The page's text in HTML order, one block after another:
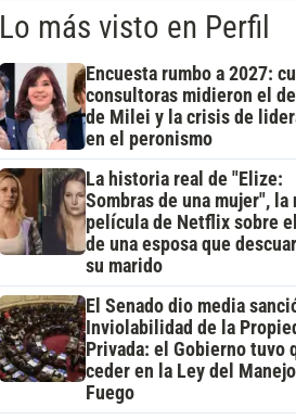
Lo más visto en Perfil
Encuesta rumbo a 2027:
consultoras midieron el
de Milei y la crisis de
en el peronismo
La historia real de "Elize:
Sombras de una mujer", la
película de Netflix sobre
de una esposa que
su marido
El Senado dio media
Inviolabilidad de la
Privada: el Gobierno tuvo
ceder en la Ley del Manejo
Fuego